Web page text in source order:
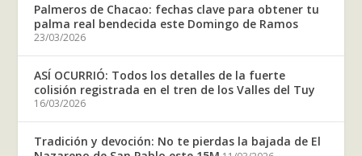
Palmeros de Chacao: fechas clave para obtener tu
palma real bendecida este Domingo de Ramos
23/03/2026
ASÍ OCURRIÓ: Todos los detalles de la fuerte
colisión registrada en el tren de los Valles del Tuy
16/03/2026
Tradición y devoción: No te pierdas la bajada de El